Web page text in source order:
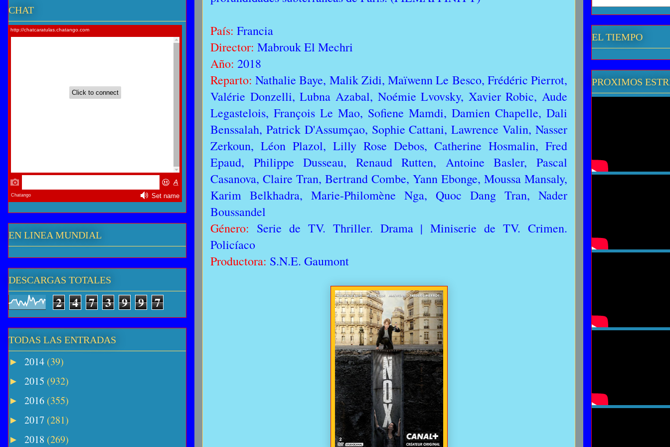
País: Francia
Director: Mabrouk El Mechri
Año: 2018
Reparto: Nathalie Baye, Malik Zidi, Maïwenn Le Besco, Frédéric Pierrot,
Valérie Donzelli, Lubna Azabal, Noémie Lvovsky, Xavier Robic, Aude
Legastelois, François Le Mao, Sofiene Mamdi, Damien Chapelle, Dali
Benssalah, Patrick D'Assumçao, Sophie Cattani, Lawrence Valin, Nasser
Zerkoun, Léon Plazol, Lilly Rose Debos, Catherine Hosmalin, Fred
Epaud, Philippe Dusseau, Renaud Rutten, Antoine Basler, Pascal
Casanova, Claire Tran, Bertrand Combe, Yann Ebonge, Moussa Mansaly,
Karim Belkhadra, Marie-Philomène Nga, Quoc Dang Tran, Nader
Boussandel
Género: Serie de TV. Thriller. Drama | Miniserie de TV. Crimen.
Policíaco
Productora: S.N.E. Gaumont
CHAT
EN LINEA MUNDIAL
DESCARGAS TOTALES
2 4 7 3 9 9 7
TODAS LAS ENTRADAS
► 2014 (39)
► 2015 (932)
► 2016 (355)
► 2017 (281)
► 2018 (269)
EL TIEMPO
PROXIMOS